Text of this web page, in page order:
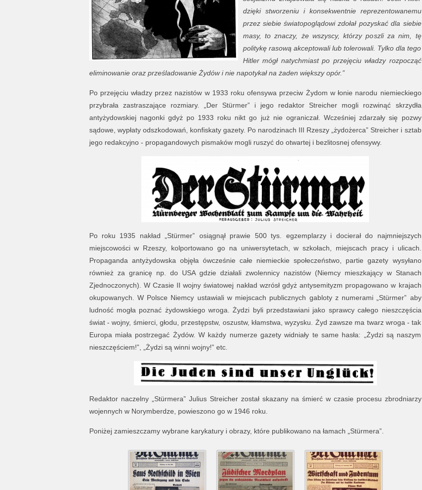
dzięki stworzeniu i konsekwentnie reprezentowanemu
przez siebie światopoglądowi zdołał pozyskać dla siebie
masy, to znaczy, że wszyscy, którzy poszli za nim, tę
politykę rasową akceptowali lub tolerowali. Tylko dla tego
Hitler mógł natychmiast po przejęciu władzy rozpocząć
eliminowanie oraz prześladowanie Żydów i nie napotykał na żaden większy opór.”
Po przejęciu władzy przez nazistów w 1933 roku ofensywa przeciw Żydom w łonie narodu niemieckiego
przybrała zastraszające rozmiary. „Der Stürmer” i jego redaktor Streicher mogli rozwinąć skrzydła
antyżydowskiej nagonki gdyż po 1933 roku nikt go już nie ograniczał. Wcześniej zdarzały się pozwy
sądowe, wypłaty odszkodowań, konfiskaty gazety. Po narodzinach III Rzeszy „żydożerca” Streicher i sztab
jego redakcyjno - propagandowych pismaków mogli ruszyć do otwartej i bezlitosnej ofensywy.
Po roku 1935 nakład „Stürmer” osiągnął prawie 500 tys. egzemplarzy i docierał do najmniejszych
miejscowości w Rzeszy, kolportowano go na uniwersytetach, w szkołach, miejscach pracy i ulicach.
Propaganda antyżydowska objęła ówcześnie całe niemieckie społeczeństwo, partie gazety wysyłano
również za granicę np. do USA gdzie działali zwolennicy nazistów (Niemcy mieszkający w Stanach
Zjednoczonych). W Czasie II wojny światowej nakład wzrósł gdyż antysemityzm propagowano w krajach
okupowanych. W Polsce Niemcy ustawiali w miejscach publicznych gabloty z numerami „Stürmer” aby
ludność mogła poznać żydowskiego wroga. Żydzi byli przedstawiani jako sprawcy całego nieszczęścia
świat - wojny, śmierci, głodu, przestępstw, oszustw, kłamstwa, wyzysku. Żyd zawsze ma twarz wroga - tak
Europa miała postrzegać Żydów. W każdy numerze gazety widniały te same hasła: „Żydzi są naszym
nieszczęściem!”, „Żydzi są winni wojny!” etc.
Redaktor naczelny „Stürmera” Julius Streicher został skazany na śmierć w czasie procesu zbrodniarzy
wojennych w Norymberdze, powieszono go w 1946 roku.
Poniżej zamieszczamy wybrane karykatury i obrazy, które publikowano na łamach „Stürmera”.